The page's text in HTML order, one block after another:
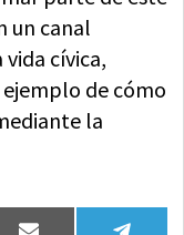
un canal
cívica,
de cómo
la